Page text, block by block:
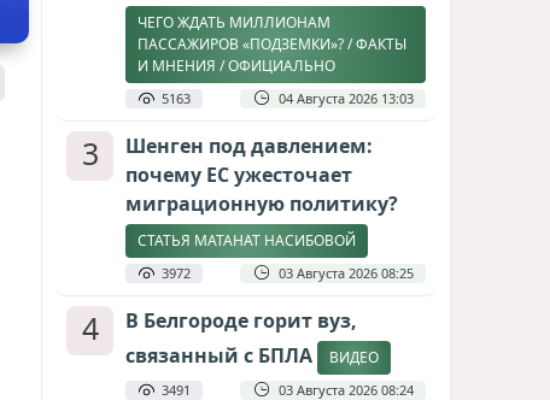
ЧЕГО ЖДАТЬ МИЛЛИОНАМ
ПАССАЖИРОВ «ПОДЗЕМКИ»? / ФАКТЫ
И МНЕНИЯ / ОФИЦИАЛЬНО
5163 04 Августа 2026 13:03
3
Шенген под давлением:
почему ЕС ужесточает
миграционную политику?
СТАТЬЯ МАТАНАТ НАСИБОВОЙ
3972 03 Августа 2026 08:25
4
В Белгороде горит вуз,
связанный с БПЛА
ВИДЕО
3491 03 Августа 2026 08:24